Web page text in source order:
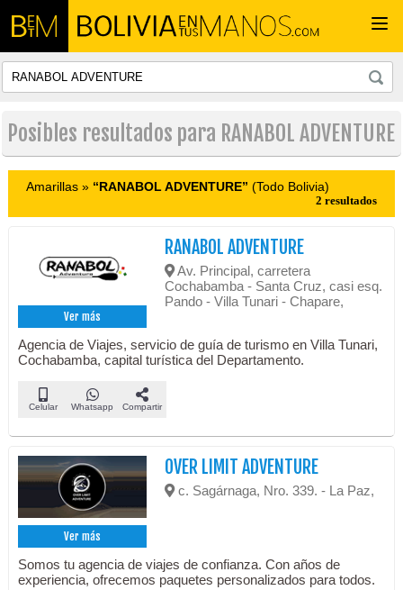
Posibles resultados para RANABOL ADVENTURE
Amarillas » “RANABOL ADVENTURE” (Todo Bolivia)
2 resultados
Ver más
RANABOL ADVENTURE
Av. Principal, carretera
Cochabamba - Santa Cruz, casi esq.
Pando - Villa Tunari - Chapare,
Agencia de Viajes, servicio de guía de turismo en Villa Tunari,
Cochabamba, capital turística del Departamento.
Celular Whatsapp Compartir
Ver más
OVER LIMIT ADVENTURE
c. Sagárnaga, Nro. 339. - La Paz,
Somos tu agencia de viajes de confianza. Con años de
experiencia, ofrecemos paquetes personalizados para todos.